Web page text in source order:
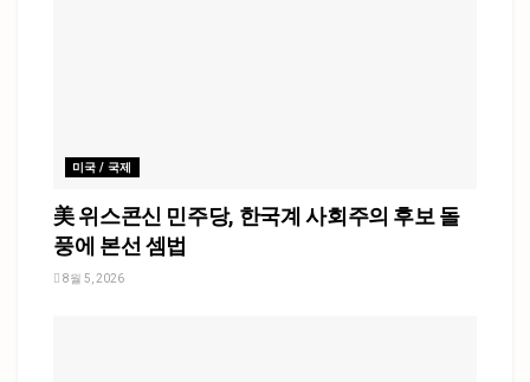
미국 / 국제
美 위스콘신 민주당, 한국계 사회주의 후보 돌
풍에 본선 셈법
8월 5, 2026